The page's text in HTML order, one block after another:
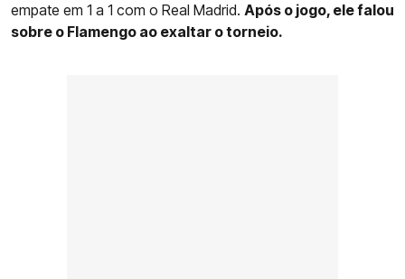
empate em 1 a 1 com o Real Madrid. Após o jogo, ele falou
sobre o Flamengo ao exaltar o torneio.